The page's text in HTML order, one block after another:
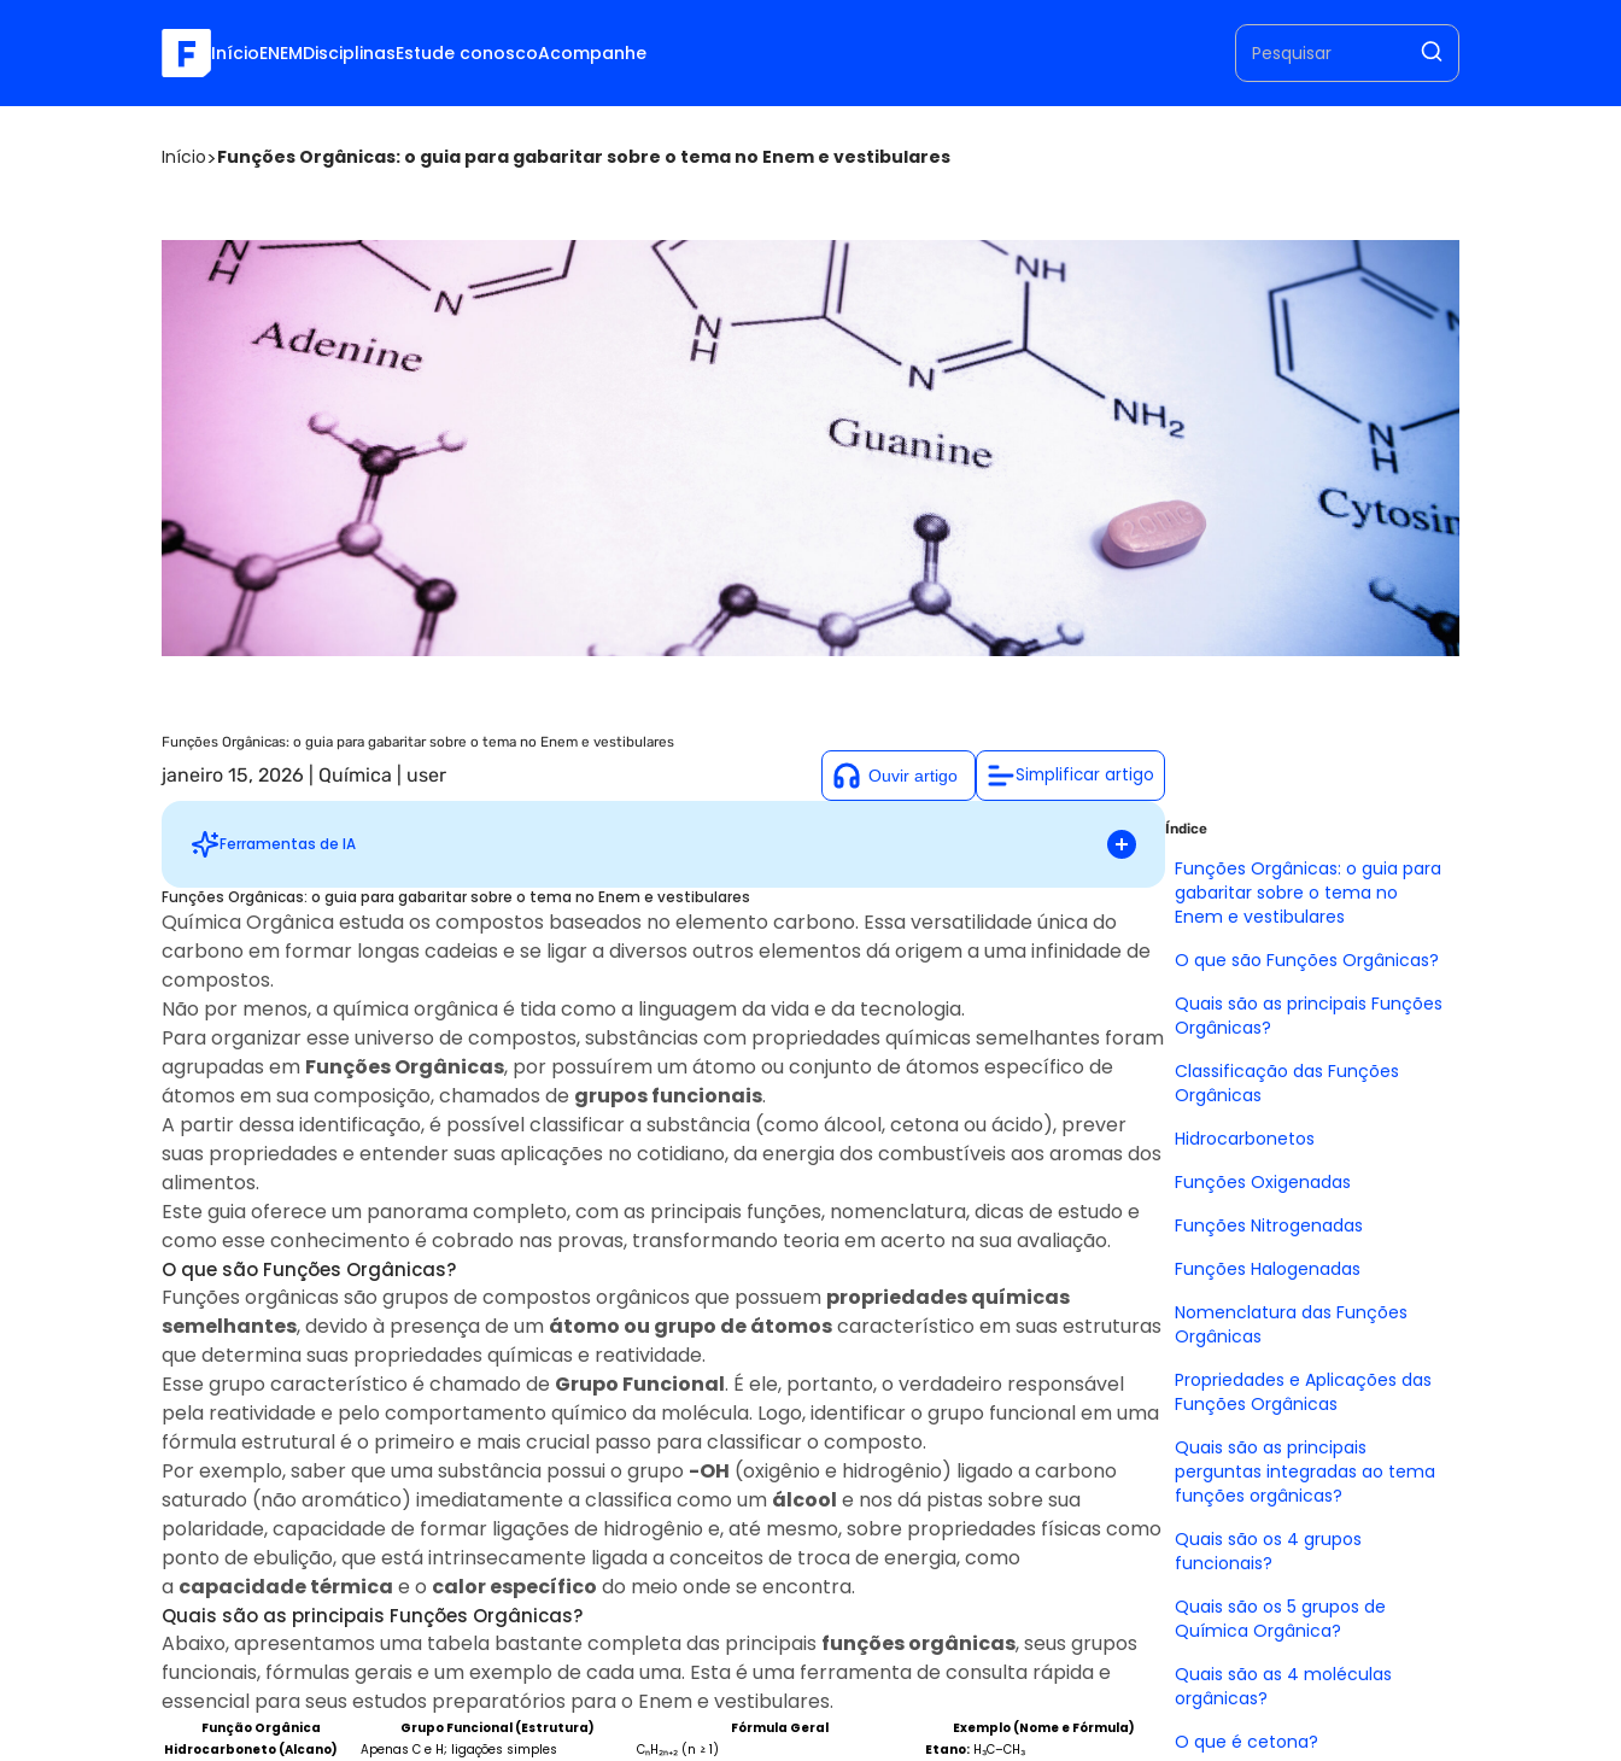
InícioENEMDisciplinasEstude conoscoAcompanhe
Início>Funções Orgânicas: o guia para gabaritar sobre o tema no Enem e vestibulares
Funções Orgânicas: o guia para gabaritar sobre o tema no Enem e vestibulares
janeiro 15, 2026 Química user Simplificar artigo
Ferramentas de IA
Funções orgânicas representam um dos tópicos essenciais em química para estudantes que estão se
preparando para o ENEM e outros vestibulares. O entendimento claro de suas características, nomenclaturas e
reações é vital para resolver questões com eficiência e conquistar notas altas na prova. Este guia completo
visa ajudar os alunos a dominarem as funções orgânicas, oferecendo dicas práticas e recursos para estudo
aprofundado.
Sugestões personalizadas
Funções Orgânicas: o guia para gabaritar sobre o tema no Enem e vestibulares
Química Orgânica estuda os compostos baseados no elemento carbono. Essa versatilidade única do
carbono em formar longas cadeias e se ligar a diversos outros elementos dá origem a uma infinidade de
compostos.
Não por menos, a química orgânica é tida como a linguagem da vida e da tecnologia.
Para organizar esse universo de compostos, substâncias com propriedades químicas semelhantes foram
agrupadas em Funções Orgânicas, por possuírem um átomo ou conjunto de átomos específico de
átomos em sua composição, chamados de grupos funcionais.
A partir dessa identificação, é possível classificar a substância (como álcool, cetona ou ácido), prever
suas propriedades e entender suas aplicações no cotidiano, da energia dos combustíveis aos aromas dos
alimentos.
Este guia oferece um panorama completo, com as principais funções, nomenclatura, dicas de estudo e
como esse conhecimento é cobrado nas provas, transformando teoria em acerto na sua avaliação.
O que são Funções Orgânicas?
Funções orgânicas são grupos de compostos orgânicos que possuem propriedades químicas
semelhantes, devido à presença de um átomo ou grupo de átomoscaracterístico em suas estruturas
que determina suas propriedades químicas e reatividade.
Esse grupo característico é chamado de Grupo Funcional. É ele, portanto, o verdadeiro responsável
pela reatividade e pelo comportamento químico da molécula. Logo, identificar o grupo funcional em uma
fórmula estrutural é o primeiro e mais crucial passo para classificar o composto.
Por exemplo, saber que uma substância possui o grupo -OH (oxigênio e hidrogênio) ligado a carbono
saturado (não aromático) imediatamente a classifica como um álcool e nos dá pistas sobre sua
polaridade, capacidade de formar ligações de hidrogênio e, até mesmo, sobre propriedades físicas como
ponto de ebulição, que está intrinsecamente ligada a conceitos de troca de energia, como
a capacidade térmica e o calor específico do meio onde se encontra.
Quais são as principais Funções Orgânicas?
Abaixo, apresentamos uma tabela bastante completa das principais funções orgânicas, seus grupos
funcionais, fórmulas gerais e um exemplo de cada uma. Esta é uma ferramenta de consulta rápida e
essencial para seus estudos preparatórios para o Enem e vestibulares.
Função Orgânica Grupo Funcional (Estrutura) Fórmula Geral
Exemplo (Nome e Fórmula)
Hidrocarboneto (Alcano)
Apenas C e H; ligações simples CₙH₂ₙ₊₂ (n ≥ 1) Etano: H₃C–CH₃
Índice
Funções Orgânicas: o guia para
gabaritar sobre o tema no
Enem e vestibulares
O que são Funções Orgânicas?
Quais são as principais Funções
Orgânicas?
Classificação das Funções
Orgânicas
Hidrocarbonetos
Funções Oxigenadas
Funções Nitrogenadas
Funções Halogenadas
Nomenclatura das Funções
Orgânicas
Propriedades e Aplicações das
Funções Orgânicas
Quais são as principais
perguntas integradas ao tema
funções orgânicas?
Quais são os 4 grupos
funcionais?
Quais são os 5 grupos de
Química Orgânica?
Quais são as 4 moléculas
orgânicas?
O que é cetona?